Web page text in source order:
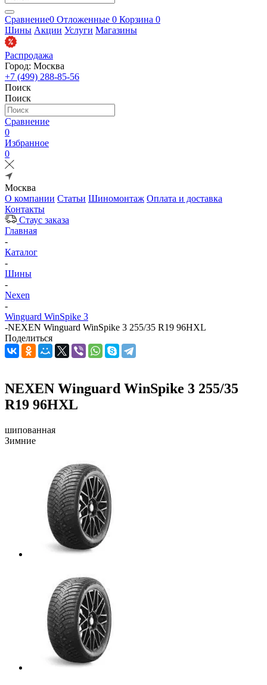
Сравнение0 Отложенные 0 Корзина 0
Шины Акции Услуги Магазины
Распродажа
Город: Москва
+7 (499) 288-85-56
Поиск
Поиск
Сравнение
0
Избранное
0
Москва
О компании Статьи Шиномонтаж Оплата и доставка
Контакты
Стаус заказа
Главная
-
Каталог
-
Шины
-
Nexen
-
Winguard WinSpike 3
-NEXEN Winguard WinSpike 3 255/35 R19 96HXL
Поделиться
NEXEN Winguard WinSpike 3 255/35
R19 96HXL
шипованная
Зимние